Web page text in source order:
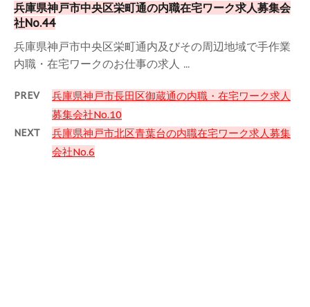
兵庫県神戸市中央区栄町通の内職在宅ワーク求人募集会
社No.44
兵庫県神戸市中央区栄町通内及びその周辺地域で手作業
内職・在宅ワークのお仕事の求人 ...
PREV
兵庫県神戸市長田区御蔵通の内職・在宅ワーク求人
募集会社No.10
NEXT
兵庫県神戸市北区青葉台の内職在宅ワーク求人募集
会社No.6